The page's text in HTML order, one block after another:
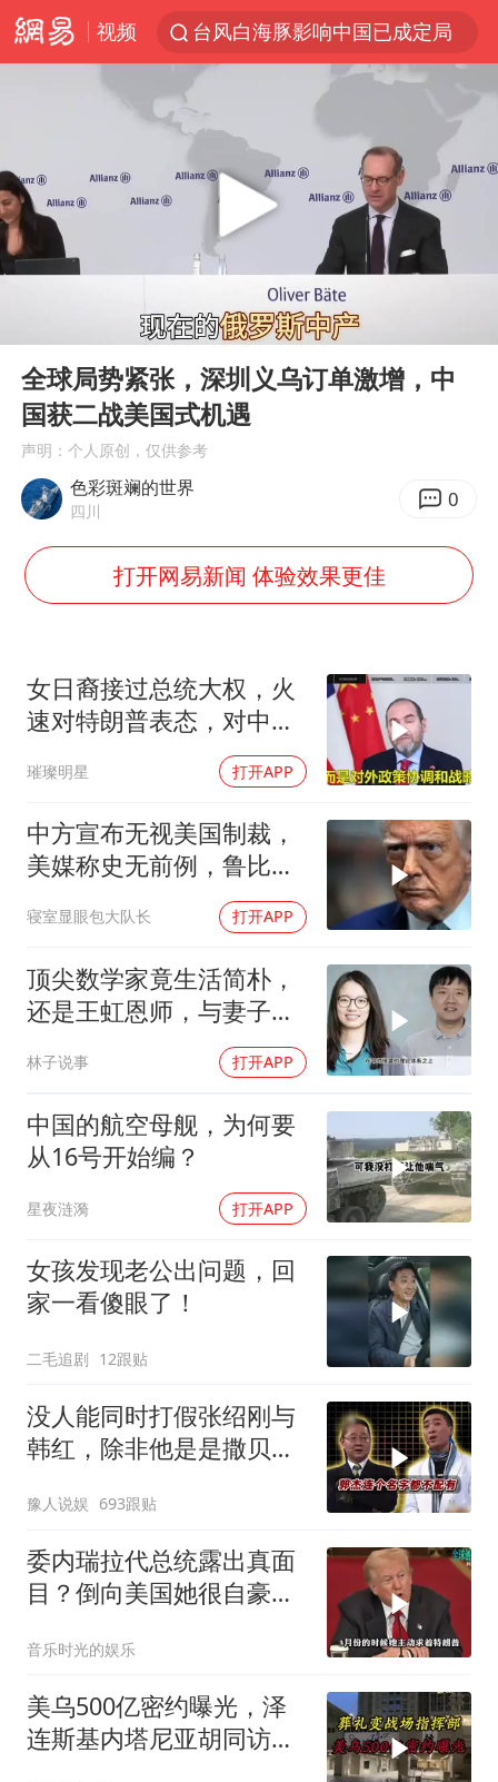
视频
台风白海豚影响中国已成定局
中方回应是否开采太平洋海底稀土资源
昆明石林火把节
外交部发言人就广岛核爆81周年等答记者问
我国编制完成新版全月地质图
感觉全东北都在等7号
多地要求领导干部带头休假
女子利用漏洞0元薅走3000多件家电
首次证实！“胶球”存在
关之琳否认与27岁模特的恋情
奋进开新局 实干挑大梁
Play
全球局势紧张，深圳义乌订单激增，中
国获二战美国式机遇
声明：个人原创，仅供参考
色彩斑斓的世界
四川 0
打开网易新闻 体验效果更佳
女日裔接过总统大权，火
速对特朗普表态，对中
国，也许下一个承诺
璀璨明星 打开APP
中方宣布无视美国制裁，
美媒称史无前例，鲁比
奥：或追加二次制裁
寝室显眼包大队长 打开APP
顶尖数学家竟生活简朴，
还是王虹恩师，与妻子合
林子说事 打开APP
中国的航空母舰，为何要
从16号开始编？
星夜涟漪 打开APP
女孩发现老公出问题，回
家一看傻眼了！
二毛追剧 12跟贴
没人能同时打假张绍刚与
韩红，除非他是是撒贝
豫人说娱 693跟贴
委内瑞拉代总统露出真面
目？倒向美国她很自豪
总统罗德里格斯竟突然开
炮怒点马杜罗，扬言马杜
罗的外交政策简直
音乐时光的娱乐
美乌500亿密约曝光，泽
连斯基内塔尼亚胡同访白